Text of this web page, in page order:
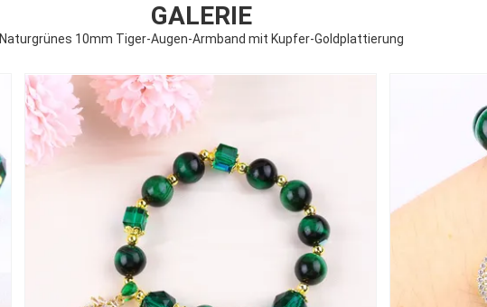
GALERIE
Naturgrünes 10mm Tiger-Augen-Armband mit Kupfer-Goldplattierung